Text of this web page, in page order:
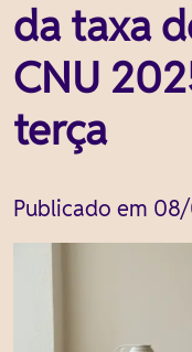
da taxa
CNU
terça
Publicado em